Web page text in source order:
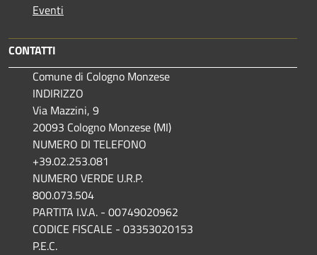
Eventi
CONTATTI
Comune di Cologno Monzese
INDIRIZZO
Via Mazzini, 9
20093 Cologno Monzese (MI)
NUMERO DI TELEFONO
+39.02.253.081
NUMERO VERDE U.R.P.
800.073.504
PARTITA I.V.A. - 00749020962
CODICE FISCALE - 03353020153
P.E.C.